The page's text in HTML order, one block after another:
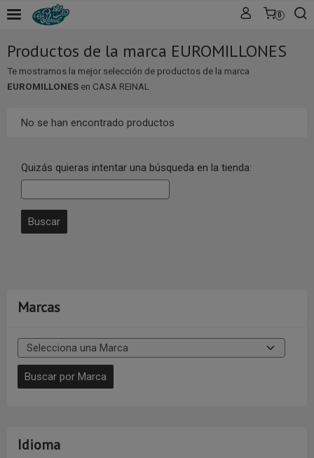
0
Marcas
Idioma
Productos de la marca EUROMILLONES
Te mostramos la mejor selección de productos de la marca
EUROMILLONES en CASA REINAL
No se han encontrado productos
Quizás quieras intentar una búsqueda en la tienda: